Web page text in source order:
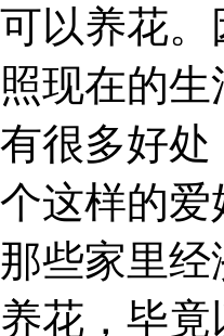
可以养花
照现在的
有很多好
个这样的
那些家里
养花，毕